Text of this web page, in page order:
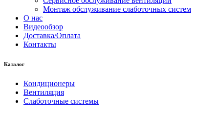
Монтаж обслуживание слаботочных систем
О нас
Видеообзор
Доставка/Оплата
Контакты
Каталог
Кондиционеры
Вентиляция
Слаботочные системы